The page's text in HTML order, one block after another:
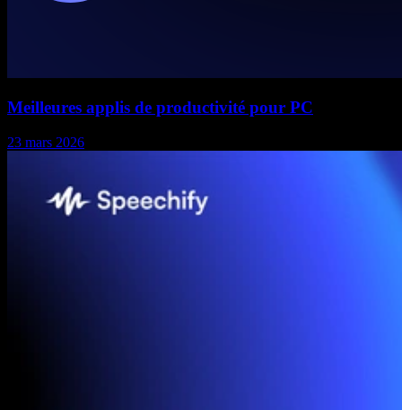
Meilleures applis de productivité pour PC
23 mars 2026